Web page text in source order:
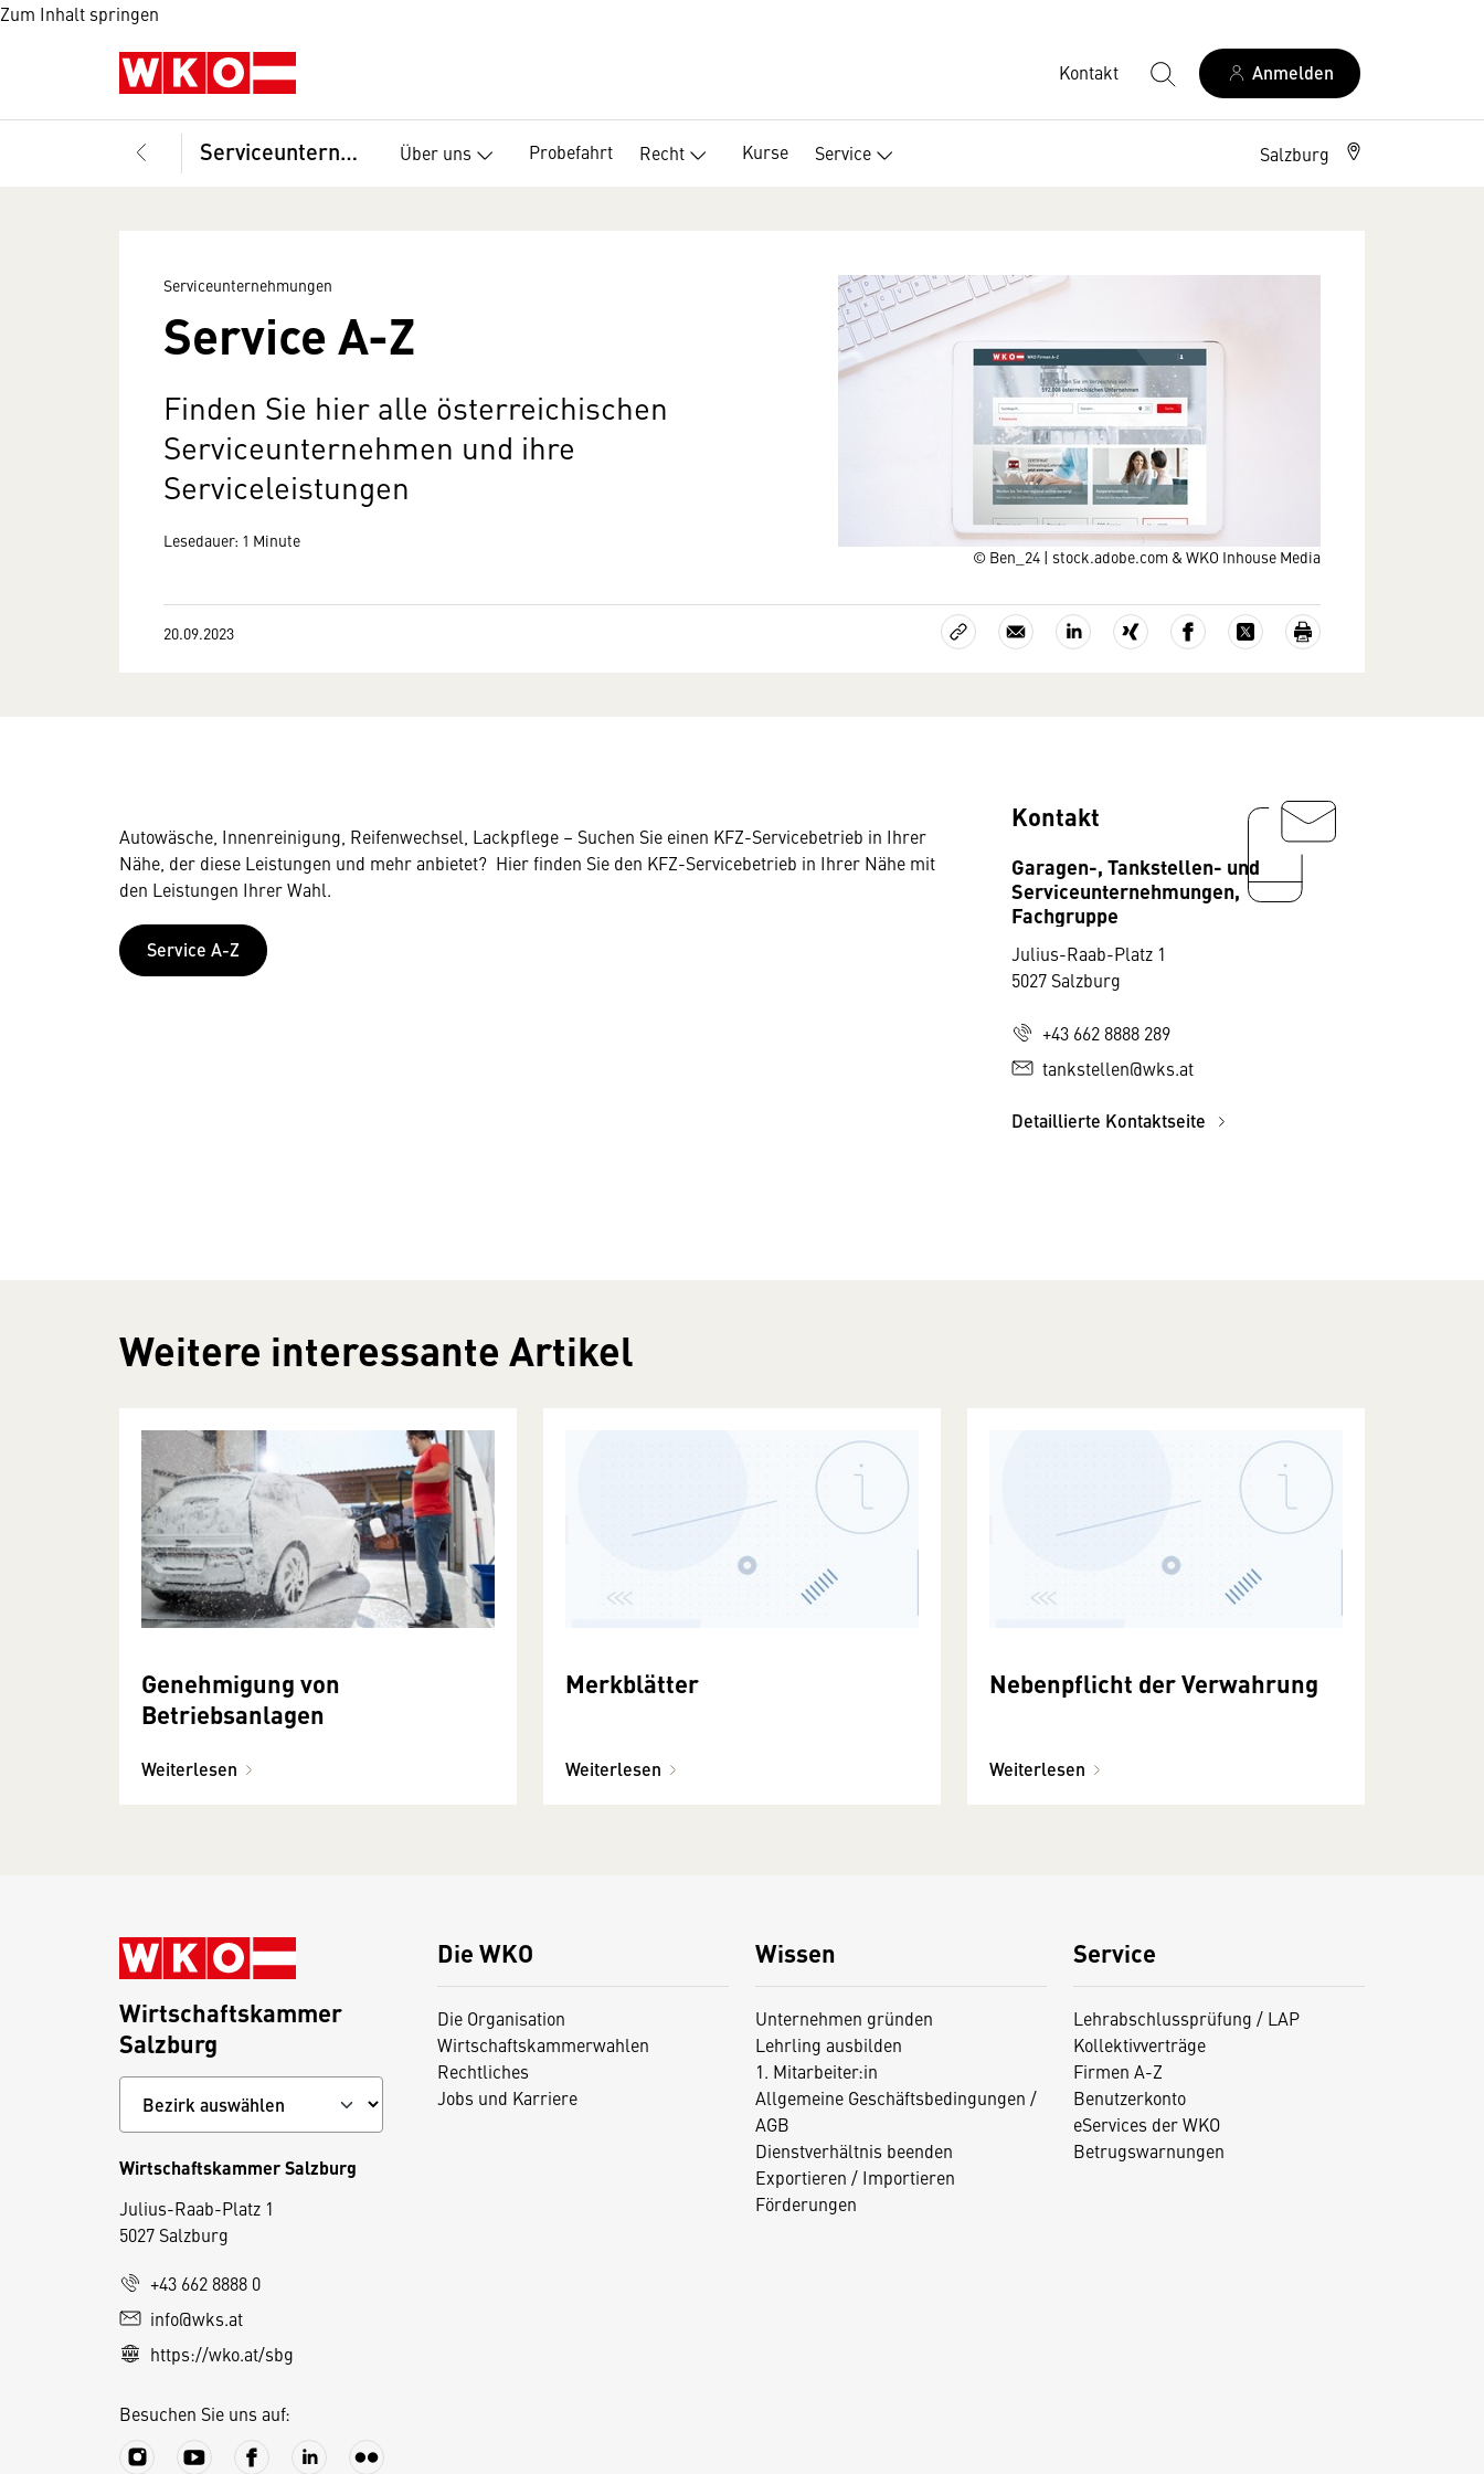
Zum Inhalt springen
Kontakt Anmelden
Serviceunternehmungen Über uns Probefahrt Recht Kurse Service Salzburg
© Ben_24 | stock.adobe.com & WKO Inhouse Media
Serviceunternehmungen
Service A-Z
Finden Sie hier alle österreichischen
Serviceunternehmen und ihre
Serviceleistungen
Lesedauer: 1 Minute
20.09.2023
Autowäsche, Innenreinigung, Reifenwechsel, Lackpflege – Suchen Sie einen KFZ-Servicebetrieb in Ihrer
Nähe, der diese Leistungen und mehr anbietet? Hier finden Sie den KFZ-Servicebetrieb in Ihrer Nähe mit
den Leistungen Ihrer Wahl.
Service A-Z
Kontakt
Garagen-, Tankstellen- und
Serviceunternehmungen,
Fachgruppe
Julius-Raab-Platz 1
5027 Salzburg
+43 662 8888 289
tankstellen@wks.at
Detaillierte Kontaktseite
Weitere interessante Artikel
Genehmigung von
Betriebsanlagen
Weiterlesen
Merkblätter
Weiterlesen
Nebenpflicht der Verwahrung
Weiterlesen
Die WKO
Die Organisation
Wirtschaftskammerwahlen
Rechtliches
Jobs und Karriere
Wissen
Unternehmen gründen
Lehrling ausbilden
1. Mitarbeiter:in
Allgemeine Geschäftsbedingungen /
AGB
Dienstverhältnis beenden
Exportieren / Importieren
Förderungen
Service
Lehrabschlussprüfung / LAP
Kollektivverträge
Firmen A-Z
Benutzerkonto
eServices der WKO
Betrugswarnungen
Wirtschaftskammer
Salzburg
Wirtschaftskammer Salzburg
Julius-Raab-Platz 1
5027 Salzburg
+43 662 8888 0
info@wks.at
https://wko.at/sbg
Besuchen Sie uns auf: